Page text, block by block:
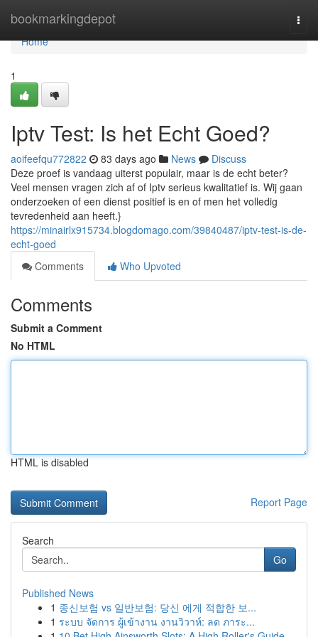
bookmarkingdepot
Home
Home
1
Iptv Test: Is het Echt Goed?
aoifeefqu772822 83 days ago News
Discuss
Deze proef is vandaag uiterst populair, maar is de echt beter?
Veel mensen vragen zich af of Iptv serieus kwalitatief is. Wij gaan
onderzoeken of een dienst positief is en of men het volledig
tevredenheid aan heeft.}
https://minairlx915734.blogdomago.com/39840487/iptv-test-is-de-
echt-goed
Comments
Who Upvoted
Comments
Submit a Comment
No HTML
HTML is disabled
Report Page
Search
Go
Published News
1 종신보험 vs 일반보험: 당신 에게 적합한 보...
1 ระบบ จัดการ ผู้เข้างาน งานวิวาห์: ลด ภาระ...